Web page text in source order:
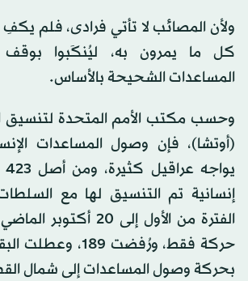
ولأن المصائب لا تأتي فرادى، فلم
كل ما يمرون به، ليُنكَبوا بوقف
المساعدات الشحيحة بالأساس.
وحسب مكتب الأمم المتحدة لتنسيق
(أوتشا)، فإن وصول المساعدات
إنسانية تم التنسيق لها مع
حركة فقط، ورُفضت
بحركة وصول المساعدات إلى شمال